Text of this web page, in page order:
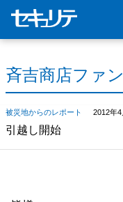
斉吉商店ファ
被災地からのレポート 2012年
引越し開始